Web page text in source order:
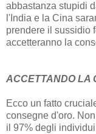
abbastanza stupidi
l'India e la Cina
prendere il sussidio
accetteranno la
ACCETTANDO LA
Ecco un fatto
consegne d'oro.
il 97% degli